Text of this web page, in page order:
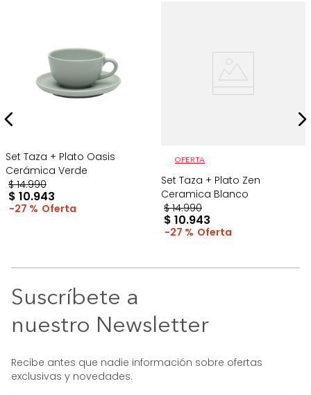
Set Taza + Plato Oasis
Cerámica Verde
$ 14.990
$ 10.943
27 %
OFERTA
Set Taza + Plato Zen
Ceramica Blanco
$ 14.990
$ 10.943
27 %
Suscríbete a
nuestro Newsletter
Recibe antes que nadie información sobre ofertas
exclusivas y novedades.